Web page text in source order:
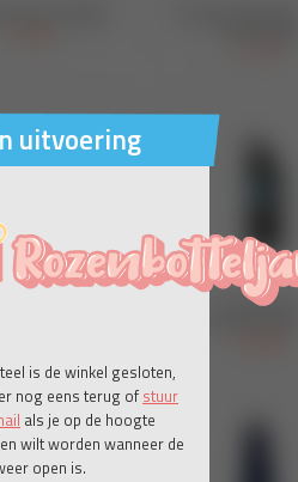
uitvoering
is de winkel gesloten,
nog eens terug of stuur
als je op de hoogte
wilt worden wanneer de
open is.